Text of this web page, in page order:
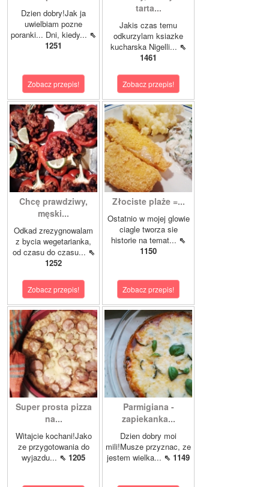
Dzien dobry!Jak ja
uwielbiam pozne
poranki... Dni, kiedy... ⇖
1251
Zobacz przepis!
tarta...
Jakis czas temu
odkurzylam ksiazke
kucharska Nigelli... ⇖
1461
Zobacz przepis!
Chcę prawdziwy,
męski...
Odkad zrezygnowalam
z bycia wegetarianka,
od czasu do czasu... ⇖
1252
Zobacz przepis!
Złociste plaże =...
Ostatnio w mojej glowie
ciagle tworza sie
historie na temat... ⇖
1150
Zobacz przepis!
Super prosta pizza
na...
Witajcie kochani!Jako
ze przygotowania do
wyjazdu... ⇖ 1205
Parmigiana -
zapiekanka...
Dzien dobry moi
mili!Musze przyznac, ze
jestem wielka... ⇖ 1149